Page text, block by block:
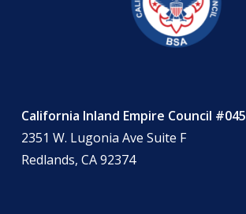
California Inland Empire Council #045
2351 W. Lugonia Ave Suite F
Redlands, CA 92374